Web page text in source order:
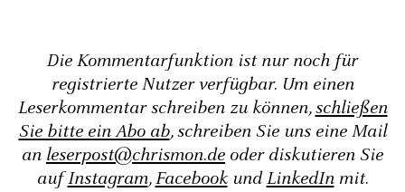
Die Kommentarfunktion ist nur noch für
registrierte Nutzer verfügbar. Um einen
Leserkommentar schreiben zu können,schließen
Sie bitte ein Abo ab, schreiben Sie uns eine Mail
an leserpost@chrismon.de oder diskutieren Sie
aufInstagram,FacebookundLinkedInmit.